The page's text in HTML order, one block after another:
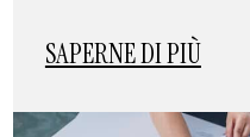
SAPERNE DI PIÙ